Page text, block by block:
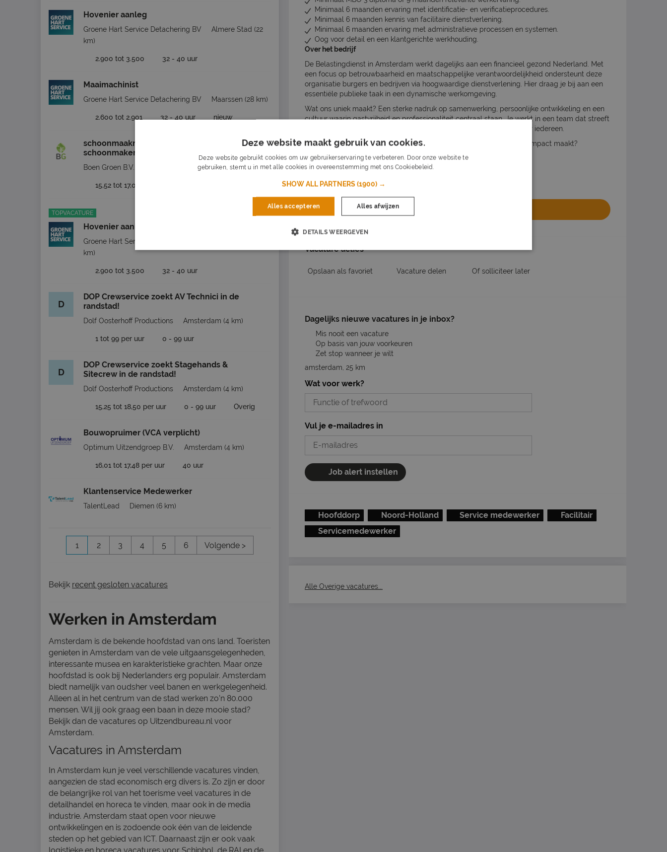
Hovenier aanleg
Groene Hart Service Detachering BV Almere Stad (22
km)
2.900 tot 3.500 32 - 40 uur
Maaimachinist
Groene Hart Service Detachering BV Maarssen (28 km)
2.600 tot 2.901 32 - 40 uur nieuw
schoonmaakmedewerker or schoonmaak or
schoonmaker
Boen Groen B.V.
15,52 tot 17,05 per maand
TOPVACATURE
Hovenier aanleg
Groene Hart Service Detachering BV
km)
2.900 tot 3.500 32 - 40 uur
D
DOP Crewservice zoekt AV Technici in de
randstad!
Dolf Oosterhoff Productions Amsterdam (4 km)
1 tot 99 per uur 0 - 99 uur
D
DOP Crewservice zoekt Stagehands &
Sitecrew in de randstad!
Dolf Oosterhoff Productions Amsterdam (4 km)
15,25 tot 18,50 per uur 0 - 99 uur Overig
Bouwopruimer (VCA verplicht)
Optimum Uitzendgroep B.V. Amsterdam (4 km)
16,01 tot 17,48 per uur 40 uur
Klantenservice Medewerker
TalentLead Diemen (6 km)
1 2 3 4 5 6 Volgende >
Bekijk recent gesloten vacatures
Werken in Amsterdam
Amsterdam is de bekende hoofdstad van ons land. Toeristen
genieten in Amsterdam van de vele uitgaansgelegenheden,
interessante musea en karakteristieke grachten. Maar onze
hoofdstad is ook bij Nederlanders erg populair. Amsterdam
biedt namelijk van oudsher veel banen en werkgelegenheid.
Alleen al in het centrum van de stad werken zo’n 80.000
mensen. Wil jij ook graag een baan in deze mooie stad?
Bekijk dan de vacatures op Uitzendbureau.nl voor
Amsterdam.
Vacatures in Amsterdam
In Amsterdam kun je veel verschillende vacatures vinden,
aangezien de stad economisch erg divers is. Zo zijn er door
de belangrijke rol van het toerisme veel vacatures in de
detailhandel en horeca te vinden, maar ook in de media
industrie. Amsterdam staat open voor nieuwe
ontwikkelingen en is zodoende ook één van de leidende
steden op het gebied van ICT. Daarnaast zijn er ook vaak
Minimaal 6 maanden ervaring met identificatie- en verificatieprocedures.
Minimaal 6 maanden kennis van facilitaire dienstverlening.
Minimaal 6 maanden ervaring met administratieve processen en systemen.
Oog voor detail en een klantgerichte werkhouding.
Over het bedrijf
De Belastingdienst in Amsterdam werkt dagelijks aan een financieel gezond Nederland. Met
een focus op betrouwbaarheid en maatschappelijke verantwoordelijkheid ondersteunt deze
organisatie burgers en bedrijven via hoogwaardige dienstverlening. Hier draag je bij aan een
essentiële publieke taak in een dynamische werkomgeving.
Wat ons uniek maakt? Een sterke nadruk op samenwerking, persoonlijke ontwikkeling en een
cultuur waarin gastvrijheid en professionaliteit centraal staan. Je werkt in een team dat streeft
naar een veilige, goed georganiseerde en prettige werkomgeving voor iedereen.
Ben jij klaar om jouw talenten in te zetten bij een organisatie die écht impact maakt?
Salarisomschrijving
Vacature acties
Opslaan als favoriet Vacature delen Of solliciteer later
Dagelijks nieuwe vacatures in je inbox?
Mis nooit een vacature
Op basis van jouw voorkeuren
Zet stop wanneer je wilt
amsterdam, 25 km
Wat voor werk?
Vul je e-mailadres in
Job alert instellen
Hoofddorp Noord-Holland Service medewerker
Facilitair
Servicemedewerker
Alle Overige vacatures...
Deze website maakt gebruik van cookies.
Deze website gebruikt cookies om uw gebruikerservaring te verbeteren. Door onze website te
gebruiken, stemt u in met alle cookies in overeenstemming met ons Cookiebeleid.
SHOW ALL PARTNERS (1900) →
Alles accepteren Alles afwijzen
DETAILS WEERGEVEN